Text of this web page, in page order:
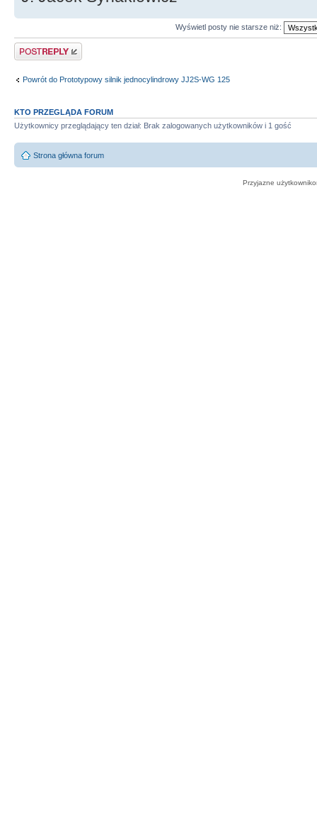
Wyświetl posty nie starsze niż:
Odpowiedz
Powrót do Prototypowy silnik jednocylindrowy JJ2S-WG 125
KTO PRZEGLĄDA FORUM
Użytkownicy przeglądający ten dział: Brak zalogowanych użytkowników i 1 gość
Strona główna forum
Przyjazne